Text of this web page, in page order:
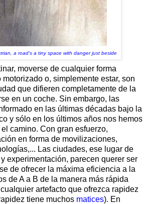
a road's a tiny space with danger just beside
moverse de cualquier forma
o, simplemente estar, son
que difieren completamente de la
en un coche. Sin embargo, las
en las últimas décadas bajo la
y sólo en los últimos años nos hemos
camino. Con gran esfuerzo,
en forma de movilizaciones,
Las ciudades, ese lugar de
experimentación, parecen querer ser
de ofrecer la máxima eficiencia a la
de A a B de la manera más rápida
artefacto que ofrezca rapidez
tiene muchos matices). En